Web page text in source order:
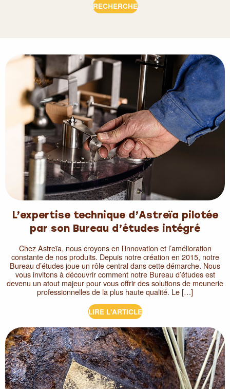
RECHERCHE
L’expertise technique d’Astreïa pilotée
par son Bureau d’études intégré
Chez Astreïa, nous croyons en l’innovation et l’amélioration
constante de nos produits. Depuis notre création en 2015, notre
Bureau d’études joue un rôle central dans cette démarche. Nous
vous invitons à découvrir comment notre Bureau d’études est
devenu un atout majeur pour vous offrir des solutions de meunerie
professionnelles de la plus haute qualité. Le […]
LIRE L'ARTICLE